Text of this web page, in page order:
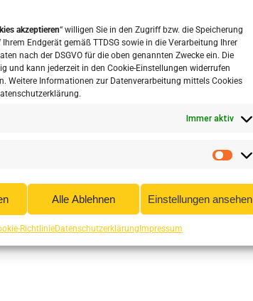
akzeptieren“ willigen Sie in den Zugriff bzw. die Speicherung
Endgerät gemäß TTDSG sowie in die Verarbeitung Ihrer
nach der DSGVO für die oben genannten Zwecke ein. Die
und kann jederzeit in den Cookie-Einstellungen widerrufen
Weitere Informationen zur Datenverarbeitung mittels Cookies
Immer aktiv
Alle Ablehnen Einstellungen ansehen
RichtlinieDatenschutzerklärung Impressum
ad litora torquent per conubia nostra,